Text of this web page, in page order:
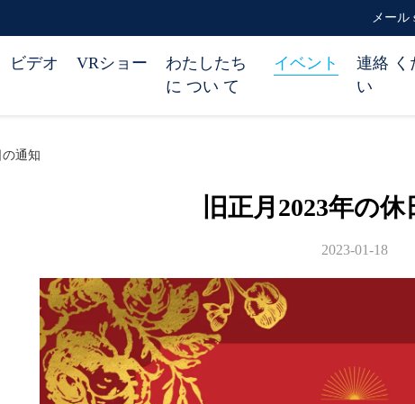
メール
ビデオ VRショー
わたしたち
に つい て
イベント
連絡 く
い
通知
旧正月2023年の
2023-01-18